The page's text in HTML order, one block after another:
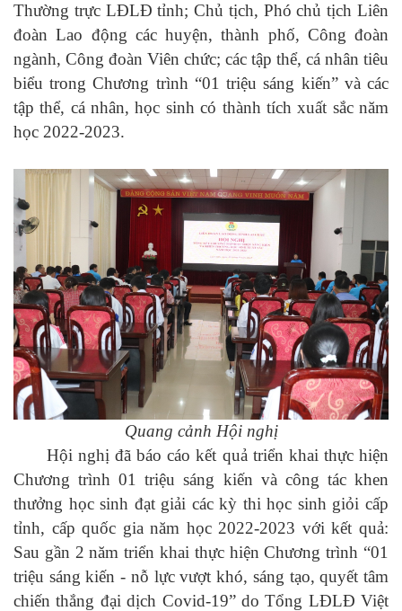
Thường trực LĐLĐ tỉnh;Chủ tịch, Phó chủ tịch Liên
đoàn Lao động các huyện, thành phố, Công đoàn
ngành, Công đoàn Viên chức; các tập thể, cá nhân tiêu
biểu trong Chương trình “01 triệu sáng kiến” và các
tập thể, cá nhân, học sinh có thành tích xuất sắc năm
học 2022-2023.
Quang cảnh Hội nghị
Hội nghị đã báo cáo kết quả triển khai thực hiện
Chương trình 01 triệu sáng kiến và công tác khen
thưởng học sinh đạt giải các kỳ thi học sinh giỏi cấp
tỉnh, cấp quốc gia năm học 2022-2023 với kết quả:
Sau gần 2 năm triển khai thực hiện Chương trình “01
triệu sáng kiến - nỗ lực vượt khó, sáng tạo, quyết tâm
chiến thắng đại dịch Covid-19” do Tổng LĐLĐ Việt